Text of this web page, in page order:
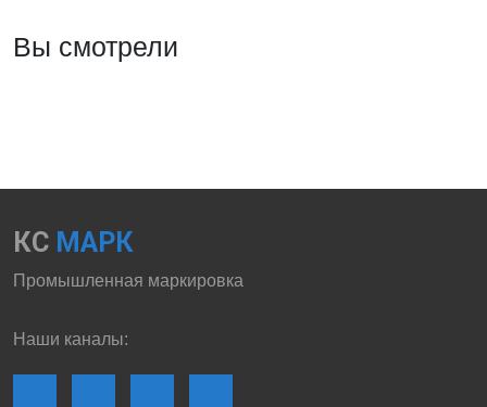
Вы смотрели
КС МАРК
Промышленная маркировка
Наши каналы: